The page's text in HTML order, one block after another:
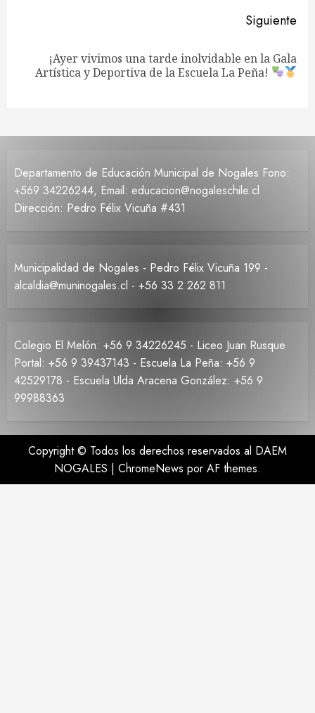
Siguiente
Siguiente
entrada:
¡Ayer vivimos una tarde inolvidable en la Gala
Artística y Deportiva de la Escuela La Peña!
Departamento de Educación Municipal de Nogales Fono:
+569 34226244, Email: educacion@nogaleschile.cl
Dirección: Pedro Félix Vicuña #431
Municipalidad de Nogales - Pedro Félix Vicuña 199 -
alcaldia@muninogales.cl - +56 33 2 262 811
Colegio El Melón: +56 9 34226245 - Liceo Juan Rusque
Portal: +56 9 39437143 - Escuela La Peña: +56 9
42529178 - Escuela Ulda Aracena González: +56 9
99988363
Copyright © Todos los derechos reservados al DAEM
NOGALES | ChromeNews por AF themes.